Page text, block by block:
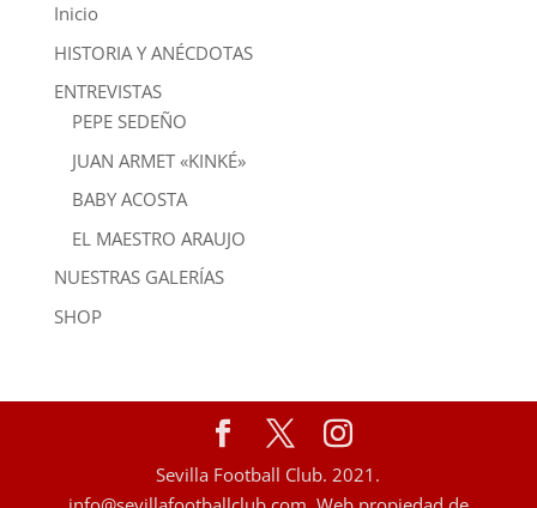
Inicio
HISTORIA Y ANÉCDOTAS
ENTREVISTAS
PEPE SEDEÑO
JUAN ARMET «KINKÉ»
BABY ACOSTA
EL MAESTRO ARAUJO
NUESTRAS GALERÍAS
SHOP
Sevilla Football Club. 2021.